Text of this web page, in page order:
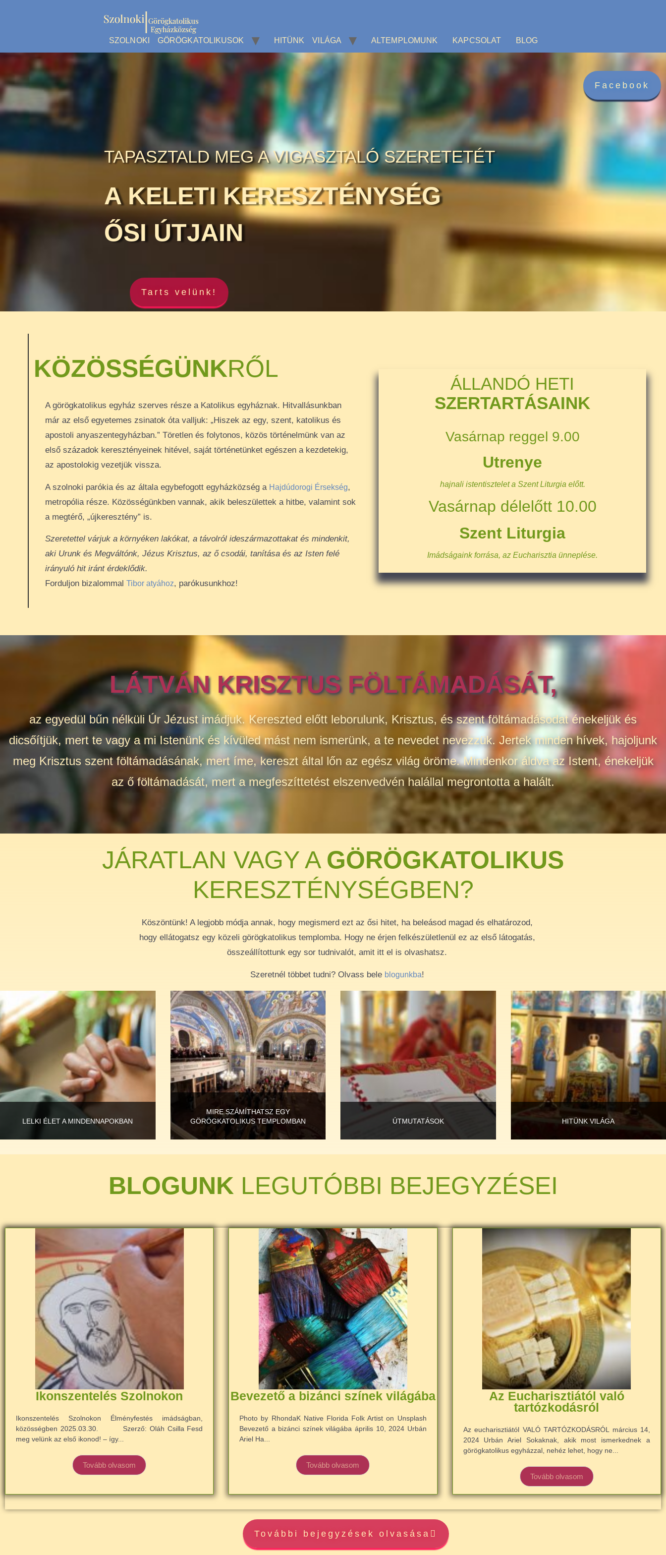
SZOLNOKI GÖRÖGKATOLIKUSOK HITÜNK VILÁGA ALTEMPLOMUNK KAPCSOLAT BLOG
Facebook
TAPASZTALD MEG A VIGASZTALÓ SZERETETÉT
A KELETI KERESZTÉNYSÉG
ŐSI ÚTJAIN
Tarts velünk!
KÖZÖSSÉGÜNKRŐL
A görögkatolikus egyház szerves része a Katolikus egyháznak. Hitvallásunkban
már az első egyetemes zsinatok óta valljuk: „Hiszek az egy, szent, katolikus és
apostoli anyaszentegyházban.” Töretlen és folytonos, közös történelmünk van az
első századok keresztényeinek hitével, saját történetünket egészen a kezdetekig,
az apostolokig vezetjük vissza.
A szolnoki parókia és az általa egybefogott egyházközség a Hajdúdorogi Érsekség,
metropólia része. Közösségünkben vannak, akik beleszülettek a hitbe, valamint sok
a megtérő, „újkeresztény” is.
Szeretettel várjuk a környéken lakókat, a távolról ideszármazottakat és mindenkit,
aki Urunk és Megváltónk, Jézus Krisztus, az ő csodái, tanítása és az Isten felé
irányuló hit iránt érdeklődik.
Forduljon bizalommal Tibor atyához, parókusunkhoz!
ÁLLANDÓ HETI
SZERTARTÁSAINK
Vasárnap reggel 9.00
Utrenye
hajnali istentisztelet a Szent Liturgia előtt.
Vasárnap délelőtt 10.00
Szent Liturgia
Imádságaink forrása, az Eucharisztia ünneplése.
LÁTVÁN KRISZTUS FÖLTÁMADÁSÁT,
az egyedül bűn nélküli Úr Jézust imádjuk. Kereszted előtt leborulunk, Krisztus, és szent föltámadásodat énekeljük és
dicsőítjük, mert te vagy a mi Istenünk és kívüled mást nem ismerünk, a te nevedet nevezzük. Jertek minden hívek, hajoljunk
meg Krisztus szent föltámadásának, mert íme, kereszt által lőn az egész világ öröme. Mindenkor áldva az Istent, énekeljük
az ő föltámadását, mert a megfeszíttetést elszenvedvén halállal megrontotta a halált.
JÁRATLAN VAGY A GÖRÖGKATOLIKUS
KERESZTÉNYSÉGBEN?
Köszöntünk! A legjobb módja annak, hogy megismerd ezt az ősi hitet, ha beleásod magad és elhatározod,
hogy ellátogatsz egy közeli görögkatolikus templomba. Hogy ne érjen felkészületlenül ez az első látogatás,
összeállítottunk egy sor tudnivalót, amit itt el is olvashatsz.
Szeretnél többet tudni? Olvass bele blogunkba!
LELKI ÉLET A MINDENNAPOKBAN
MIRE SZÁMÍTHATSZ EGY
GÖRÖGKATOLIKUS TEMPLOMBAN
ÚTMUTATÁSOK HITÜNK VILÁGA
BLOGUNKLEGUTÓBBI BEJEGYZÉSEI
Ikonszentelés Szolnokon
Ikonszentelés Szolnokon Élményfestés imádságban,
közösségben 2025.03.30. Szerző: Oláh Csilla Fesd
meg velünk az első ikonod! – így...
Tovább olvasom
Bevezető a bizánci színek világába
Photo by RhondaK Native Florida Folk Artist on Unsplash
Bevezető a bizánci színek világába április 10, 2024 Urbán
Ariel Ha...
Tovább olvasom
Az Eucharisztiától való
tartózkodásról
Az eucharisztiától VALÓ TARTÓZKODÁSRÓL március 14,
2024 Urbán Ariel Sokaknak, akik most ismerkednek a
görögkatolikus egyházzal, nehéz lehet, hogy ne...
Tovább olvasom
További bejegyzések olvasása